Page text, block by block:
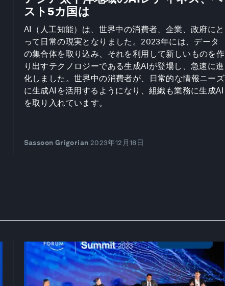
スト5カ国は
AI（人工知能）は、世界中の消費者、企業、政府にと
って日常の現実となりました。2023年には、データ
の集合体を取り込み、それを利用して新しいものを作
り出すテクノロジーである生成AIが登場し、急速に進
化しました。世界中の消費者が、日常的な情報ニーズ
に生成AIを活用するようになり、組織も業務に生成AI
を取り入れています。
Sassoon Grigorian 2023年12月18日